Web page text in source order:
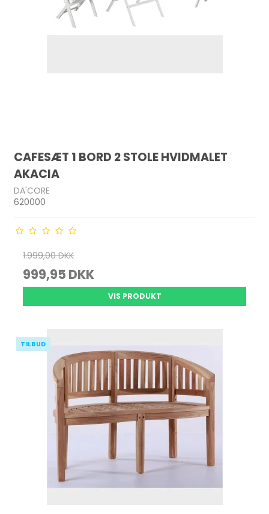
CAFESÆT 1 BORD 2 STOLE HVIDMALET
AKACIA
DA'CORE
620000
1.999,00 DKK
999,95 DKK
VIS PRODUKT
TILBUD